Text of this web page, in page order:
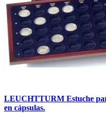
LEUCHTTURM Estuche
en cápsulas.